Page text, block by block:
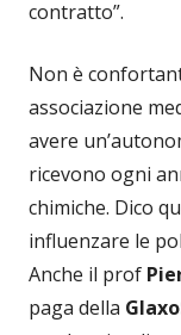
contratto”.
Non è
associazione
avere
ricevono ogni
chimiche. Dico
influenzare le
Anche il prof
paga della